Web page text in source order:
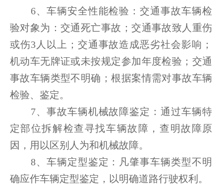
6、车辆安全性能检验：交通事故车辆检
验对象为：交通死亡事故；交通事故致人重伤
或伤3人以上；交通事故造成恶劣社会影响；
机动车无牌证或未按规定参加年度检验；交通
事故车辆类型不明确；根据案情需对事故车辆
检验、鉴定。
7、事故车辆机械故障鉴定：通过车辆特
定部位拆解检查寻找车辆故障，查明故障原
因，用以区别人为和机械故障。
8、车辆定型鉴定：凡肇事车辆类型不明
确应作车辆定型鉴定，以明确道路行驶权利。